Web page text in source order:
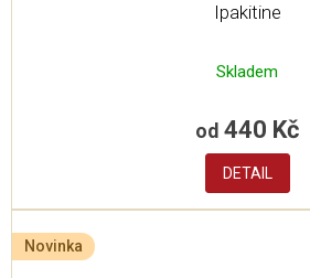
Ipakitine
Skladem
od 440 Kč
DETAIL
Novinka